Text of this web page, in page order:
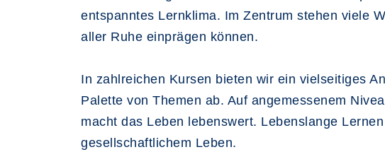
entspanntes Lernklima. Im Zentrum stehen viele
aller Ruhe einprägen können.
In zahlreichen Kursen bieten wir ein vielseitiges
Palette von Themen ab. Auf angemessenem
macht das Leben lebenswert. Lebenslange
gesellschaftlichem Leben.